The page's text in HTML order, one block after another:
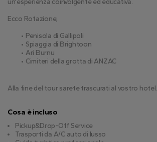
un'esperienza coinvolgente ed educativa.
Ecco Rotazione;
Penisola di Gallipoli
Spiaggia di Brightoon
Ari Burnu
Cimiteri della grotta di ANZAC
Alla fine del tour sarete trascurati al vostro hotel.
Cosa è incluso
Pickup&Drop-Off Service
Trasporti da A/C auto di lusso